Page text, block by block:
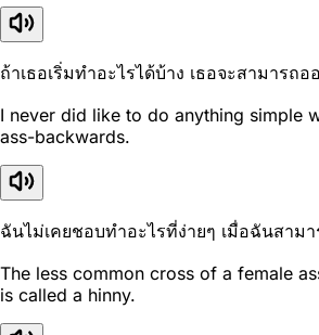
ถ้าเธอเริ่มทำอะไรได้บ้าง เธอจะสามารถ
I never did like to do anything simple
ass-backwards.
ฉันไม่เคยชอบทำอะไรที่ง่ายๆ เมื่อฉันสาม
The less common cross of a female
is called a hinny.